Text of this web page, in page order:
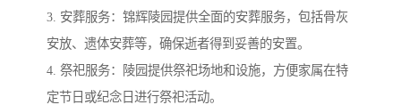
3. 安葬服务：锦辉陵园提供全面的安葬服务，包括骨灰
安放、遗体安葬等，确保逝者得到妥善的安置。
4. 祭祀服务：陵园提供祭祀场地和设施，方便家属在特
定节日或纪念日进行祭祀活动。